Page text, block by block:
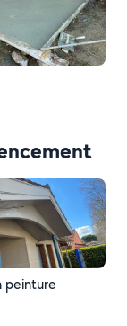
peinture